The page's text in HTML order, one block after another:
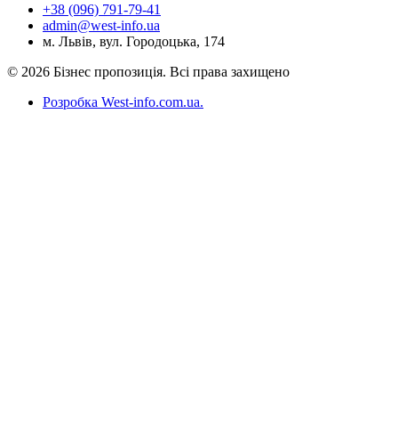
+38 (096) 791-79-41
admin@west-info.ua
м. Львів, вул. Городоцька, 174
© 2026 Бізнес пропозиція. Всі права захищено
Розробка West-info.com.ua.